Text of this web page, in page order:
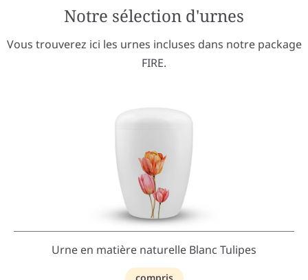
Notre sélection d'urnes
Vous trouverez ici les urnes incluses dans notre package
FIRE.
Urne en matière naturelle Blanc Tulipes